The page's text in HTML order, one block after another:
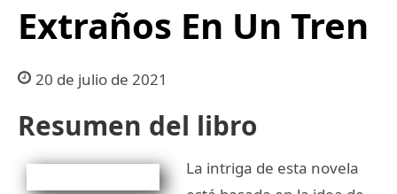
Extraños En Un Tren
20 de julio de 2021
Resumen del libro
La intriga de esta novela